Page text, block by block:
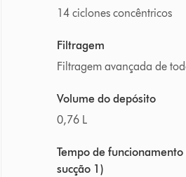
14 ciclones concêntricos
Filtragem
Filtragem avançada de
Volume do depósito
0,76 L
Tempo de
sucção 1)